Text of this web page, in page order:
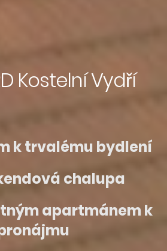
Kostelní Vydří
k trvalému bydlení
chalupa
apartmánem k